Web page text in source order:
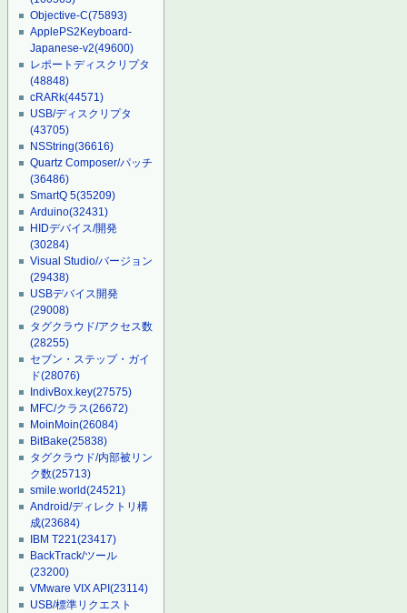
Objective-C(75893)
ApplePS2Keyboard-
Japanese-v2(49600)
レポートディスクリプタ
(48848)
cRARk(44571)
USB/ディスクリプタ
(43705)
NSString(36616)
Quartz Composer/パッチ
(36486)
SmartQ 5(35209)
Arduino(32431)
HIDデバイス/開発
(30284)
Visual Studio/バージョン
(29438)
USBデバイス開発
(29008)
タグクラウド/アクセス数
(28255)
セブン・ステップ・ガイ
ド(28076)
IndivBox.key(27575)
MFC/クラス(26672)
MoinMoin(26084)
BitBake(25838)
タグクラウド/内部被リン
ク数(25713)
smile.world(24521)
Android/ディレクトリ構
成(23684)
IBM T221(23417)
BackTrack/ツール
(23200)
VMware VIX API(23114)
USB/標準リクエスト